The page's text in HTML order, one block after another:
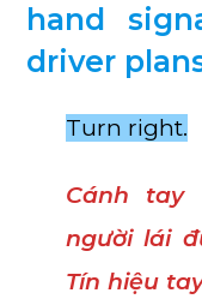
hand
driver
Turn right.
Cánh
người lái
Tín hiệu